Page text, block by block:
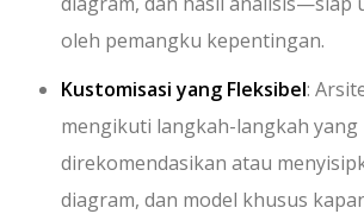
oleh pemangku kepentingan.
Kustomisasi yang Fleksibel:
mengikuti langkah-langkah yang
direkomendasikan atau
diagram, dan model khusus